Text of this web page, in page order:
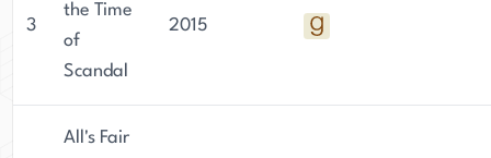
3
the Time
of
Scandal
2015
All's Fair